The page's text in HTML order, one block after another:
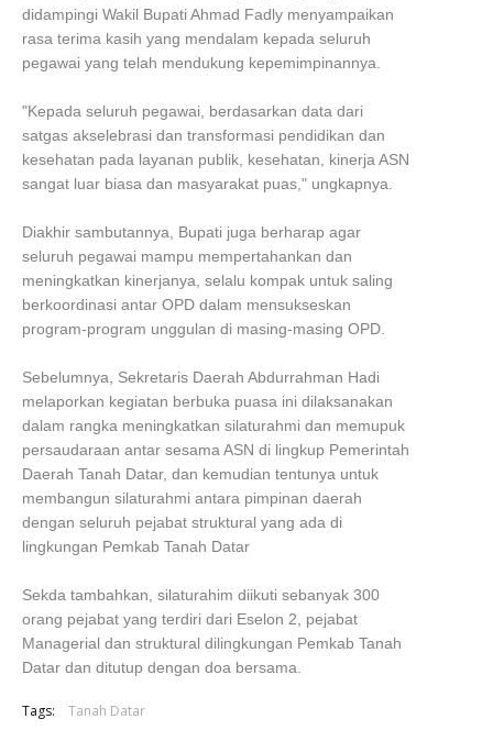
didampingi Wakil Bupati Ahmad Fadly menyampaikan
rasa terima kasih yang mendalam kepada seluruh
pegawai yang telah mendukung kepemimpinannya.
"Kepada seluruh pegawai, berdasarkan data dari
satgas akselebrasi dan transformasi pendidikan dan
kesehatan pada layanan publik, kesehatan, kinerja ASN
sangat luar biasa dan masyarakat puas," ungkapnya.
Diakhir sambutannya, Bupati juga berharap agar
seluruh pegawai mampu mempertahankan dan
meningkatkan kinerjanya, selalu kompak untuk saling
berkoordinasi antar OPD dalam mensukseskan
program-program unggulan di masing-masing OPD.
Sebelumnya, Sekretaris Daerah Abdurrahman Hadi
melaporkan kegiatan berbuka puasa ini dilaksanakan
dalam rangka meningkatkan silaturahmi dan memupuk
persaudaraan antar sesama ASN di lingkup Pemerintah
Daerah Tanah Datar, dan kemudian tentunya untuk
membangun silaturahmi antara pimpinan daerah
dengan seluruh pejabat struktural yang ada di
lingkungan Pemkab Tanah Datar
Sekda tambahkan, silaturahim diikuti sebanyak 300
orang pejabat yang terdiri dari Eselon 2, pejabat
Managerial dan struktural dilingkungan Pemkab Tanah
Datar dan ditutup dengan doa bersama.
Tags: Tanah Datar